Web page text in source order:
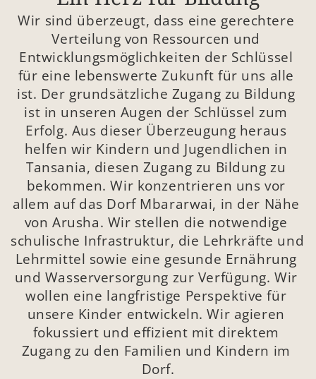
Wir sind überzeugt, dass eine gerechtere
Verteilung von Ressourcen und
Entwicklungsmöglichkeiten der Schlüssel
für eine lebenswerte Zukunft für uns alle
ist. Der grundsätzliche Zugang zu Bildung
ist in unseren Augen der Schlüssel zum
Erfolg. Aus dieser Überzeugung heraus
helfen wir Kindern und Jugendlichen in
Tansania, diesen Zugang zu Bildung zu
bekommen. Wir konzentrieren uns vor
allem auf das Dorf Mbararwai, in der Nähe
von Arusha. Wir stellen die notwendige
schulische Infrastruktur, die Lehrkräfte und
Lehrmittel sowie eine gesunde Ernährung
und Wasserversorgung zur Verfügung. Wir
wollen eine langfristige Perspektive für
unsere Kinder entwickeln. Wir agieren
fokussiert und effizient mit direktem
Zugang zu den Familien und Kindern im
Dorf.